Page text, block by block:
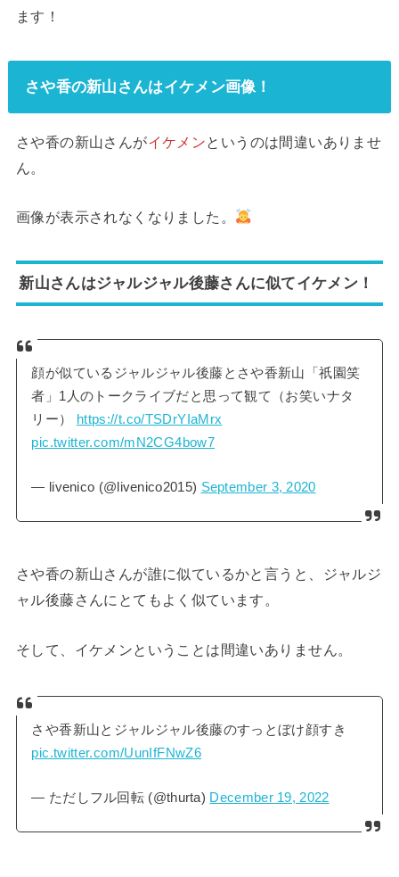
ます！
さや香の新山さんはイケメン画像！
さや香の新山さんがイケメン というのは間違いありませ
ん。
画像が表示されなくなりました。
新山さんはジャルジャル後藤さんに似てイケメン！
顔が似ているジャルジャル後藤とさや香新山「祇園笑
者」1人のトークライブだと思って観て（お笑いナタ
リー） https://t.co/TSDrYIaMrx
pic.twitter.com/mN2CG4bow7
— livenico (@livenico2015) September 3, 2020
さや香の新山さんが誰に似ているかと言うと、ジャルジ
ャル後藤さんにとてもよく似ています。
そして、イケメンということは間違いありません。
さや香新山とジャルジャル後藤のすっとぼけ顔すき
pic.twitter.com/UunIfFNwZ6
— ただしフル回転 (@thurta) December 19, 2022